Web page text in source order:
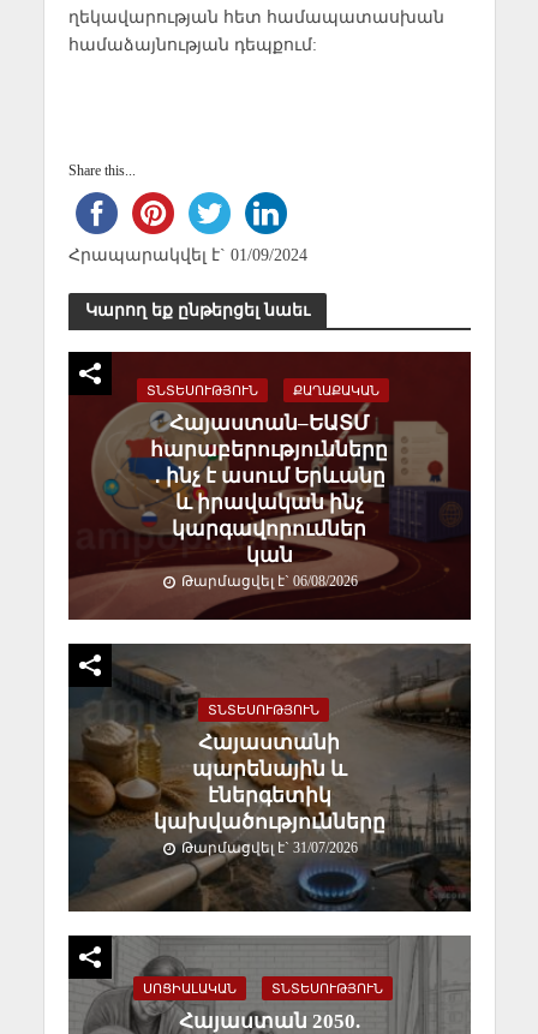
ղեկավարության հետ համապատասխան
համաձայնության դեպքում:
Share this...
Հրապարակվել է` 01/09/2024
Կարող եք ընթերցել նաեւ
ՏՆՏԵՍՈՒԹՅՈՒՆ ՔԱՂԱՔԱԿԱՆ
Հայաստան–ԵԱՏՄ
հարաբերությունները
․ ինչ է ասում Երևանը
և իրավական ինչ
կարգավորումներ
կան
Թարմացվել է` 06/08/2026
ՏՆՏԵՍՈՒԹՅՈՒՆ
Հայաստանի
պարենային և
էներգետիկ
կախվածությունները
Թարմացվել է` 31/07/2026
ՍՈՑԻԱԼԱԿԱՆ ՏՆՏԵՍՈՒԹՅՈՒՆ
Հայաստան 2050.